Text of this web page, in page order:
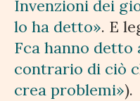
Invenzioni dei
lo ha detto». E
Fca hanno detto
contrario di ciò
crea problemi»).